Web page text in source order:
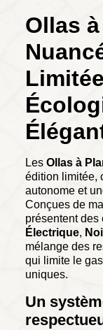
Ollas
Les Ollas à
édition limitée,
autonome et
Conçues de
présentent
Électrique,
mélange des
qui limite le
uniques.
Un